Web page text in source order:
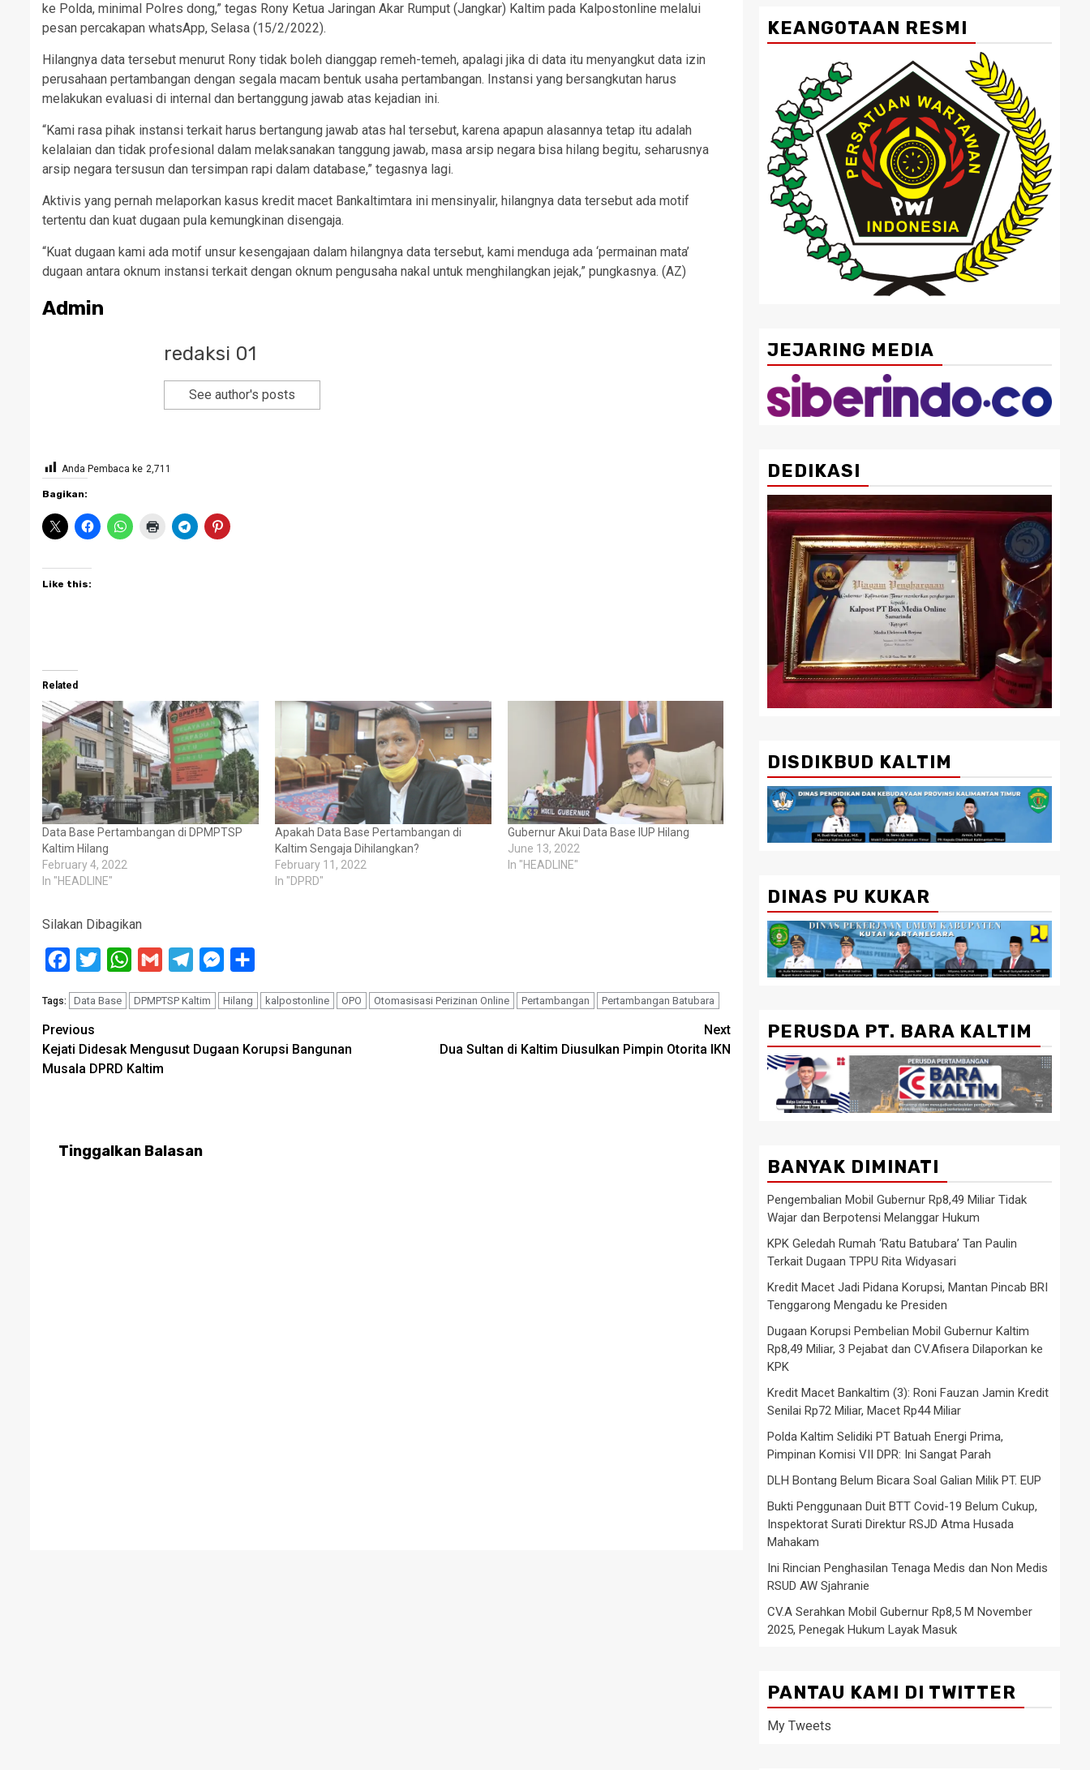
ke Polda, minimal Polres dong,” tegas Rony Ketua Jaringan Akar Rumput (Jangkar) Kaltim pada Kalpostonline melalui
pesan percakapan whatsApp, Selasa (15/2/2022).
Hilangnya data tersebut menurut Rony tidak boleh dianggap remeh-temeh, apalagi jika di data itu menyangkut data izin
perusahaan pertambangan dengan segala macam bentuk usaha pertambangan. Instansi yang bersangkutan harus
melakukan evaluasi di internal dan bertanggung jawab atas kejadian ini.
“Kami rasa pihak instansi terkait harus bertangung jawab atas hal tersebut, karena apapun alasannya tetap itu adalah
kelalaian dan tidak profesional dalam melaksanakan tanggung jawab, masa arsip negara bisa hilang begitu, seharusnya
arsip negara tersusun dan tersimpan rapi dalam database,” tegasnya lagi.
Aktivis yang pernah melaporkan kasus kredit macet Bankaltimtara ini mensinyalir, hilangnya data tersebut ada motif
tertentu dan kuat dugaan pula kemungkinan disengaja.
“Kuat dugaan kami ada motif unsur kesengajaan dalam hilangnya data tersebut, kami menduga ada ‘permainan mata’
dugaan antara oknum instansi terkait dengan oknum pengusaha nakal untuk menghilangkan jejak,” pungkasnya. (AZ)
Admin
redaksi 01
See author's posts
Anda Pembaca ke 2,711
Bagikan:
Like this:
Related
Data Base Pertambangan di DPMPTSP
Kaltim Hilang
February 4, 2022
In "HEADLINE"
Apakah Data Base Pertambangan di
Kaltim Sengaja Dihilangkan?
February 11, 2022
In "DPRD"
Gubernur Akui Data Base IUP Hilang
June 13, 2022
In "HEADLINE"
Silakan Dibagikan
Facebook
Twitter WhatsApp
Gmail TelegramMessenger
Tags: Data Base DPMPTSP Kaltim Hilang kalpostonline OPO Otomasisasi Perizinan Online Pertambangan Pertambangan Batubara
Post
navigation
Previous
Kejati Didesak Mengusut Dugaan Korupsi Bangunan
Musala DPRD Kaltim
Next
Dua Sultan di Kaltim Diusulkan Pimpin Otorita IKN
Tinggalkan Balasan
KEANGOTAAN RESMI
JEJARING MEDIA
DEDIKASI
DISDIKBUD KALTIM
DINAS PU KUKAR
PERUSDA PT. BARA KALTIM
BANYAK DIMINATI
Pengembalian Mobil Gubernur Rp8,49 Miliar Tidak
Wajar dan Berpotensi Melanggar Hukum
KPK Geledah Rumah ‘Ratu Batubara’ Tan Paulin
Terkait Dugaan TPPU Rita Widyasari
Kredit Macet Jadi Pidana Korupsi, Mantan Pincab BRI
Tenggarong Mengadu ke Presiden
Dugaan Korupsi Pembelian Mobil Gubernur Kaltim
Rp8,49 Miliar, 3 Pejabat dan CV.Afisera Dilaporkan ke
KPK
Kredit Macet Bankaltim (3): Roni Fauzan Jamin Kredit
Senilai Rp72 Miliar, Macet Rp44 Miliar
Polda Kaltim Selidiki PT Batuah Energi Prima,
Pimpinan Komisi VII DPR: Ini Sangat Parah
DLH Bontang Belum Bicara Soal Galian Milik PT. EUP
Bukti Penggunaan Duit BTT Covid-19 Belum Cukup,
Inspektorat Surati Direktur RSJD Atma Husada
Mahakam
Ini Rincian Penghasilan Tenaga Medis dan Non Medis
RSUD AW Sjahranie
CV.A Serahkan Mobil Gubernur Rp8,5 M November
2025, Penegak Hukum Layak Masuk
PANTAU KAMI DI TWITTER
My Tweets